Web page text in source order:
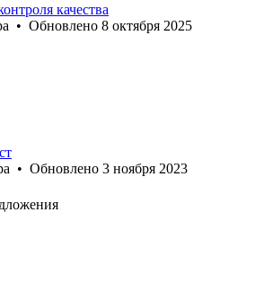
качества
• Обновлено 8 октября 2025
• Обновлено 3 ноября 2023